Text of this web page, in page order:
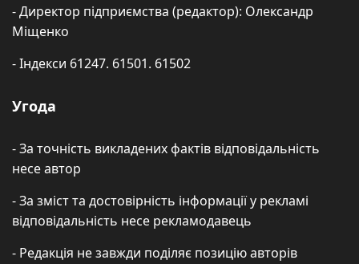
- Директор підприємства (редактор): Олександр
Міщенко
- Індекси 61247. 61501. 61502
Угода
- За точність викладених фактів відповідальність
несе автор
- За зміст та достовірність інформації у рекламі
відповідальність несе рекламодавець
- Редакція не завжди поділяє позицію авторів